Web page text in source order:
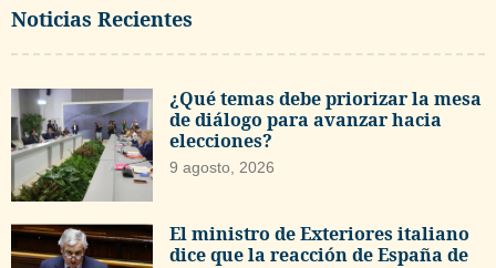
Noticias Recientes
¿Qué temas debe priorizar la mesa
de diálogo para avanzar hacia
elecciones?
9 agosto, 2026
El ministro de Exteriores italiano
dice que la reacción de España de